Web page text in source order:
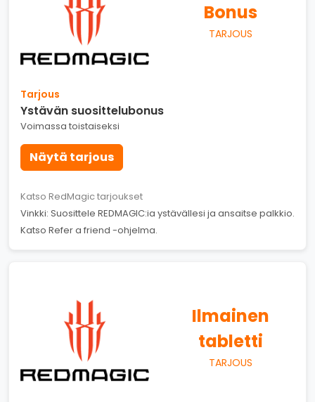
Bonus
TARJOUS
Tarjous
Ystävän suosittelubonus
Voimassa toistaiseksi
Näytä tarjous
Katso RedMagic tarjoukset
Vinkki: Suosittele REDMAGIC:ia ystävällesi ja ansaitse palkkio.
Katso Refer a friend -ohjelma.
Ilmainen
tabletti
TARJOUS